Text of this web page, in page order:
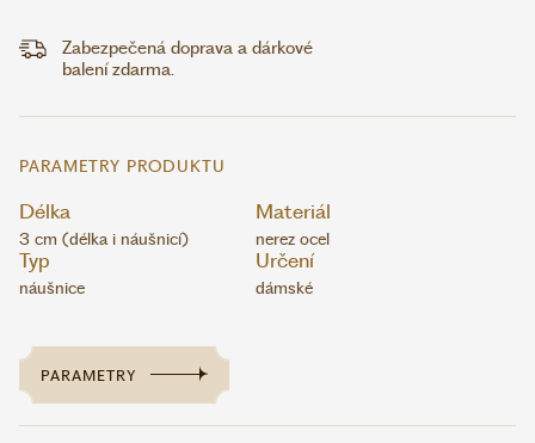
Zabezpečená doprava a dárkové
balení zdarma.
PARAMETRY PRODUKTU
Délka
3 cm (délka i náušnicí)
Materiál
nerez ocel
Typ
náušnice
Určení
dámské
PARAMETRY